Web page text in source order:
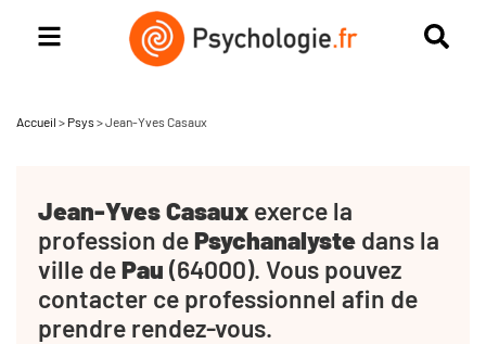
Accueil > Psys >Jean-Yves Casaux
Jean-Yves Casaux exerce la
profession dePsychanalyste dans la
ville dePau (64000). Vous pouvez
contacter ce professionnel afin de
prendre rendez-vous.